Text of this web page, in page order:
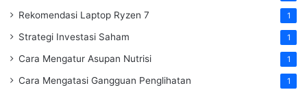
Rekomendasi Laptop Ryzen 7 1
Strategi Investasi Saham 1
Cara Mengatur Asupan Nutrisi 1
Cara Mengatasi Gangguan Penglihatan 1